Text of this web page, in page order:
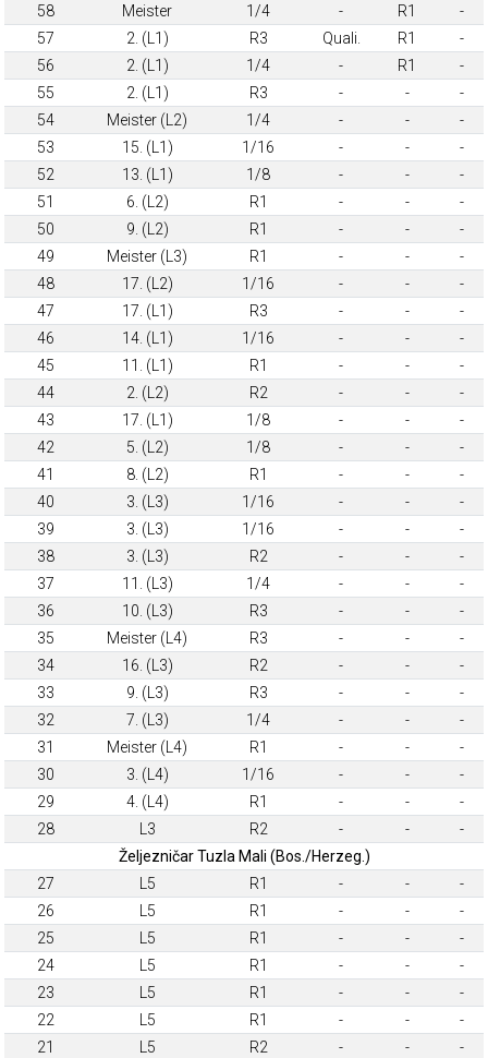
58
Meister 1/4 - R1
-
57
2. (L1) R3 Quali. R1
-
56
2. (L1) 1/4 - R1
-
55
2. (L1) R3 - -
-
54
Meister (L2) 1/4 - -
-
53
15. (L1) 1/16 - -
-
52
13. (L1) 1/8 - -
-
51
6. (L2) R1 - -
-
50
9. (L2) R1 - -
-
49
Meister (L3) R1 - -
-
48
17. (L2) 1/16 - -
-
47
17. (L1) R3 - -
-
46
14. (L1) 1/16 - -
-
45
11. (L1) R1 - -
-
44
2. (L2) R2 - -
-
43
17. (L1) 1/8 - -
-
42
5. (L2) 1/8 - -
-
41
8. (L2) R1 - -
-
40
3. (L3) 1/16 - -
-
39
3. (L3) 1/16 - -
-
38
3. (L3) R2 - -
-
37
11. (L3) 1/4 - -
-
36
10. (L3) R3 - -
-
35
Meister (L4) R3 - -
-
34
16. (L3) R2 - -
-
33
9. (L3) R3 - -
-
32
7. (L3) 1/4 - -
-
31
Meister (L4) R1 - -
-
30
3. (L4) 1/16 - -
-
29
4. (L4) R1 - -
-
28
L3 R2 - -
-
Željezničar Tuzla Mali (Bos./Herzeg.)
27
L5 R1 - -
-
26
L5 R1 - -
-
25
L5 R1 - -
-
24
L5 R1 - -
-
23
L5 R1 - -
-
22
L5 R1 - -
-
21
L5 R2 - -
-